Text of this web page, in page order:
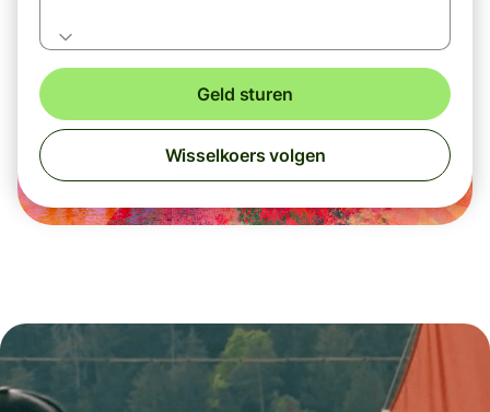
Geld sturen
Wisselkoers volgen